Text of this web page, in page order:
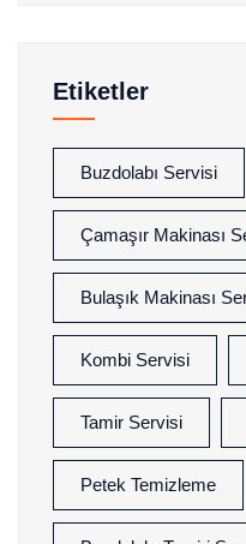
Etiketler
Buzdolabı Servisi
Çamaşır Makinası
Bulaşık Makinası
Kombi Servisi
Tamir Servisi
Petek Temizleme